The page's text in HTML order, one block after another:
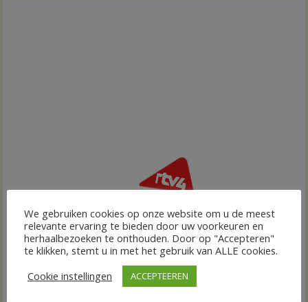
We gebruiken cookies op onze website om u de meest
relevante ervaring te bieden door uw voorkeuren en
herhaalbezoeken te onthouden. Door op "Accepteren"
te klikken, stemt u in met het gebruik van ALLE cookies.
Cookie instellingen
ACCEPTEEREN